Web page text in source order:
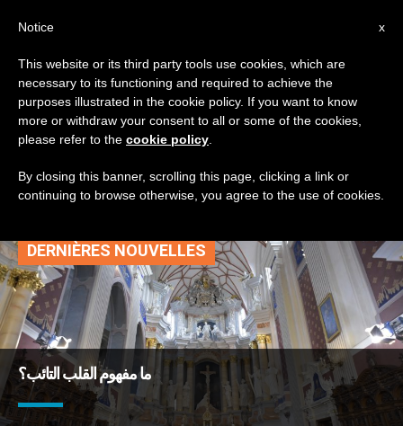
TAG
Posts Tagged ‘القلب
التائب’
DERNIÈRES NOUVELLES
ما مفهوم القلب التائب؟
x
Notice
This website or its third party tools use cookies, which are
necessary to its functioning and required to achieve the
purposes illustrated in the cookie policy. If you want to know
more or withdraw your consent to all or some of the cookies,
please refer to the cookie policy
By closing this banner, scrolling this page, clicking a link or
continuing to browse otherwise, you agree to the use of cookies.